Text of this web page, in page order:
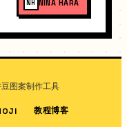
NH NINA HARA
图案制作工具
教程博客